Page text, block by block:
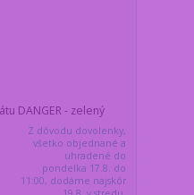
DANGER - zelený
Z dôvodu dovolenky,
všetko objednané a
uhradené do
pondelka 17.8. do
11:00, dodáme najskôr